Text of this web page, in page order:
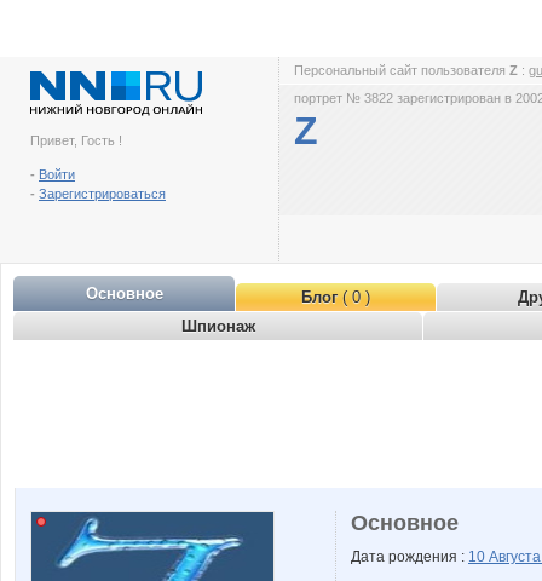
Привет, Гость !
- Войти
- Зарегистрироваться
Персональный сайт пользователя Z :
портрет № 3822 зарегистрирован в
Z
Основное Блог( 0 )
Шпионаж
Основное
Дата рождения : 10